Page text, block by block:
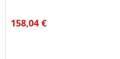
158,04 €